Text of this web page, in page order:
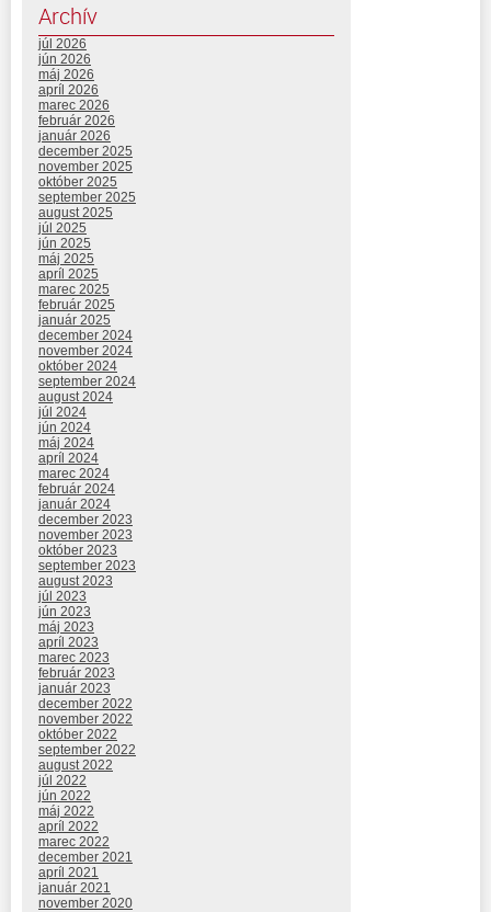
Archív
júl 2026
jún 2026
máj 2026
apríl 2026
marec 2026
február 2026
január 2026
december 2025
november 2025
október 2025
september 2025
august 2025
júl 2025
jún 2025
máj 2025
apríl 2025
marec 2025
február 2025
január 2025
december 2024
november 2024
október 2024
september 2024
august 2024
júl 2024
jún 2024
máj 2024
apríl 2024
marec 2024
február 2024
január 2024
december 2023
november 2023
október 2023
september 2023
august 2023
júl 2023
jún 2023
máj 2023
apríl 2023
marec 2023
február 2023
január 2023
december 2022
november 2022
október 2022
september 2022
august 2022
júl 2022
jún 2022
máj 2022
apríl 2022
marec 2022
december 2021
apríl 2021
január 2021
november 2020